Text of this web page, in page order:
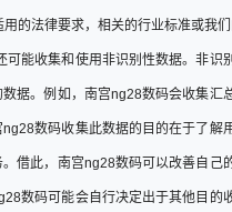
的法律要求，相关的行业标准或我们
可能收集和使用非识别性数据。非识
据。例如，南宫ng28数码会收集汇
数码收集此数据的目的在于了解
借此，南宫ng28数码可以改善自己
数码可能会自行决定出于其他目的